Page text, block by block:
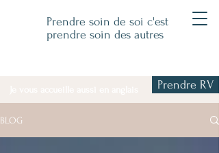
Prendre soin de soi c'est
prendre soin des autres
Prendre RV
BLOG